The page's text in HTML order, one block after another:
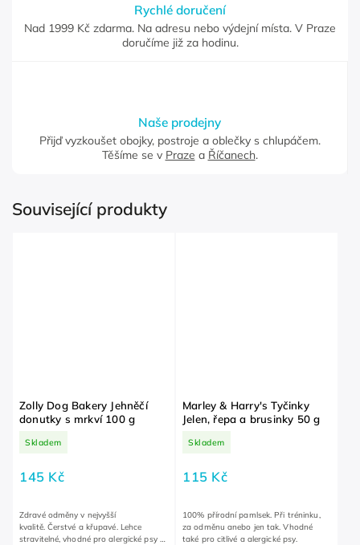
Rychlé doručení
Nad 1999 Kč zdarma. Na adresu nebo výdejní místa. V Praze
doručíme již za hodinu.
Naše prodejny
Přijď vyzkoušet obojky, postroje a oblečky s chlupáčem.
Těšíme se v Praze a Říčanech.
Související produkty
Zolly Dog Bakery Jehněčí
donutky s mrkví 100 g
Skladem
145 Kč
Zdravé odměny v nejvyšší
kvalitě. Čerstvé a křupavé. Lehce
stravitelné, vhodné pro alergické psy a
Marley & Harry's Tyčinky
Jelen, řepa a brusinky 50 g
Skladem
115 Kč
100% přírodní pamlsek. Při tréninku,
za odměnu anebo jen tak. Vhodné
také pro citlivé a alergické psy.